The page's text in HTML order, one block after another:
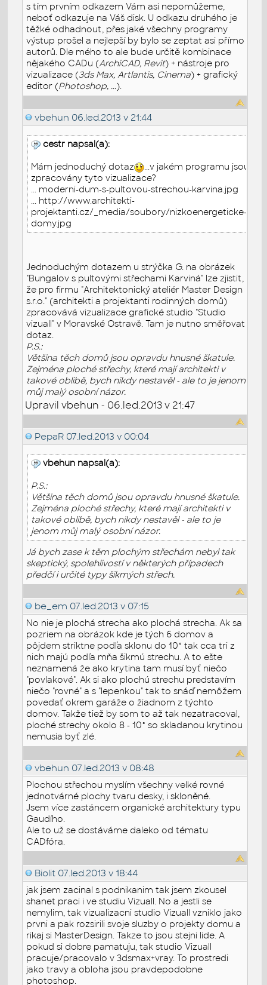
s tím prvním odkazem Vám asi nepomůžeme,
neboť odkazuje na Váš disk. U odkazu druhého je
těžké odhadnout, přes jaké všechny programy
výstup prošel a nejlepší by bylo se zeptat asi přímo
autorů. Dle mého to ale bude určitě kombinace
nějakého CADu (ArchiCAD, Revit) + nástroje pro
vizualizace (3ds Max, Artlantis, Cinema) + grafický
editor (Photoshop, ...).
vbehun 06.led.2013 v 21:44
cestr napsal(a):
Mám jednoduchý dotaz
...v jakém programu jsou
zpracovány tyto vizualizace?
... moderni-dum-s-pultovou-strechou-karvina.jpg
... http://www.architekti-
projektanti.cz/_media/soubory/nizkoenergeticke-
domy.jpg
Jednoduchým dotazem u strýčka G. na obrázek
"Bungalov s pultovými střechami Karviná" lze zjistit,
že pro firmu "Architektonický ateliér Master Design
s.r.o." (architekti a projektanti rodinných domů)
zpracovává vizualizace grafické studio "Studio
vizuall" v Moravské Ostravě. Tam je nutno směřovat
dotaz.
P.S.:
Většina těch domů jsou opravdu hnusné škatule.
Zejména ploché střechy, které mají architekti v
takové oblibě, bych nikdy nestavěl - ale to je jenom
můj malý osobní názor.
Upravil vbehun - 06.led.2013 v 21:47
PepaR 07.led.2013 v 00:04
vbehun napsal(a):
P.S.:
Většina těch domů jsou opravdu hnusné škatule.
Zejména ploché střechy, které mají architekti v
takové oblibě, bych nikdy nestavěl - ale to je
jenom můj malý osobní názor.
Já bych zase k těm plochým střechám nebyl tak
skeptický, spolehlivostí v některých případech
předčí i určité typy šikmých střech.
be_em 07.led.2013 v 07:15
No nie je plochá strecha ako plochá strecha. Ak sa
pozriem na obrázok kde je tých 6 domov a
pôjdem striktne podľa sklonu do 10° tak cca tri z
nich majú podľa mňa šikmú strechu. A to ešte
neznamená že ako krytina tam musí byť niečo
"povlakové". Ak si ako plochú strechu predstavím
niečo "rovné" a s "lepenkou" tak to snáď nemôžem
povedať okrem garáže o žiadnom z týchto
domov. Takže tiež by som to až tak nezatracoval,
ploché strechy okolo 8 - 10° so skladanou krytinou
nemusia byť zlé.
vbehun 07.led.2013 v 08:48
Plochou střechou myslím všechny velké rovné
jednotvárné plochy tvaru desky, i skloněné.
Jsem více zastáncem organické architektury typu
Gaudího.
Ale to už se dostáváme daleko od tématu
CADfóra.
Biolit 07.led.2013 v 18:44
jak jsem zacinal s podnikanim tak jsem zkousel
shanet praci i ve studiu Vizuall. No a jestli se
nemylim, tak vizualizacni studio Vizuall vzniklo jako
prvni a pak rozsirili svoje sluzby o projekty domu a
rikaj si MasterDesign. Takze to jsou stejni lide. A
pokud si dobre pamatuju, tak studio Vizuall
pracuje/pracovalo v 3dsmax+vray. To prostredi
jako travy a obloha jsou pravdepodobne
photoshop.